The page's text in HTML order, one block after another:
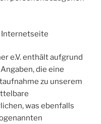
Internetseite
e.V. enthält aufgrund
die eine
zu unserem
was ebenfalls